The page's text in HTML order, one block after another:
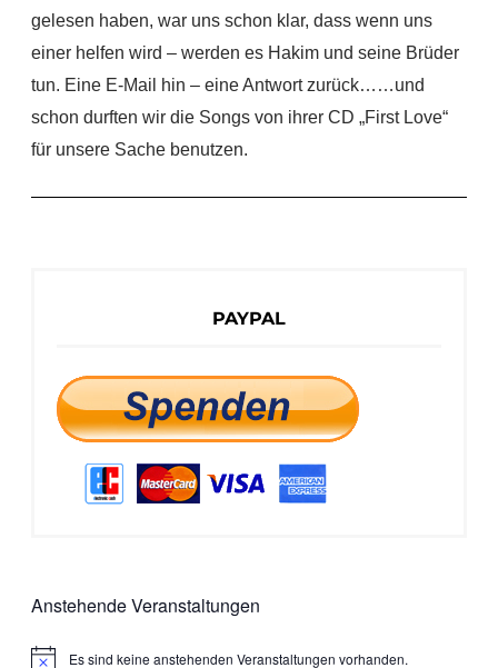
gelesen haben, war uns schon klar, dass wenn uns
einer helfen wird – werden es Hakim und seine Brüder
tun. Eine E-Mail hin – eine Antwort zurück……und
schon durften wir die Songs von ihrer CD „First Love“
für unsere Sache benutzen.
PAYPAL
Anstehende Veranstaltungen
Es sind keine anstehenden Veranstaltungen vorhanden.